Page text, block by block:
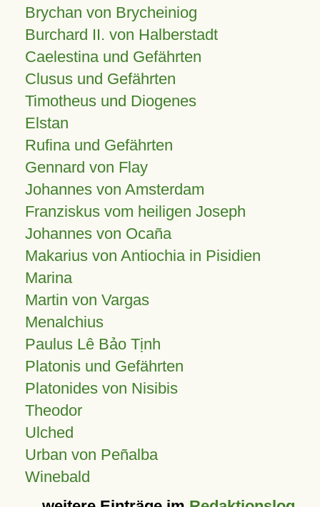
Brychan von Brycheiniog
Burchard II. von Halberstadt
Caelestina und Gefährten
Clusus und Gefährten
Timotheus und Diogenes
Elstan
Rufina und Gefährten
Gennard von Flay
Johannes von Amsterdam
Franziskus vom heiligen Joseph
Johannes von Ocaña
Makarius von Antiochia in Pisidien
Marina
Martin von Vargas
Menalchius
Paulus Lê Bảo Tịnh
Platonis und Gefährten
Platonides von Nisibis
Theodor
Ulched
Urban von Peñalba
Winebald